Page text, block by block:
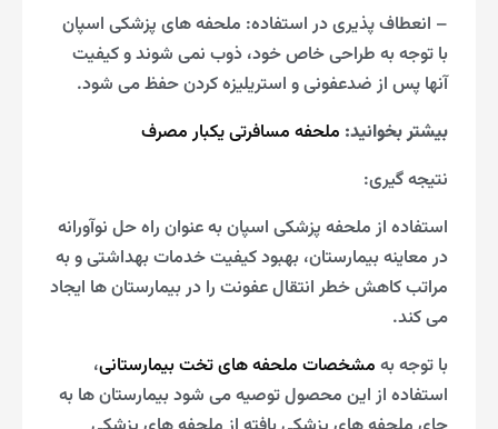
– انعطاف پذیری در استفاده: ملحفه های پزشکی اسپان
با توجه به طراحی خاص خود، ذوب نمی شوند و کیفیت
آنها پس از ضدعفونی و استریلیزه کردن حفظ می شود.
بیشتر بخوانید: ملحفه مسافرتی یکبار مصرف
نتیجه گیری:
استفاده از ملحفه پزشکی اسپان به عنوان راه حل نوآورانه
در معاینه بیمارستان، بهبود کیفیت خدمات بهداشتی و به
مراتب کاهش خطر انتقال عفونت را در بیمارستان ها ایجاد
می کند.
با توجه به مشخصات ملحفه های تخت بیمارستانی،
استفاده از این محصول توصیه می شود بیمارستان ها به